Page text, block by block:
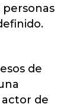
personas
de
actor de